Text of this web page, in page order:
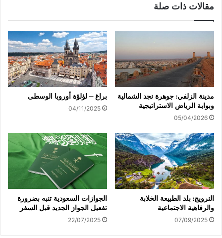
ا
ل
ك
ت
ر
و
ن
ي
مقالات ذات صلة
مدينة الزلفي: جوهرة نجد الشمالية
وبوابة الرياض الاستراتيجية
05/04/2026
براغ – لؤلؤة أوروبا الوسطى
04/11/2025
النرويج: بلد الطبيعة الخلابة
والرفاهية الاجتماعية
07/09/2025
الجوازات السعودية تنبه بضرورة
تفعيل الجواز الجديد قبل السفر
22/07/2025